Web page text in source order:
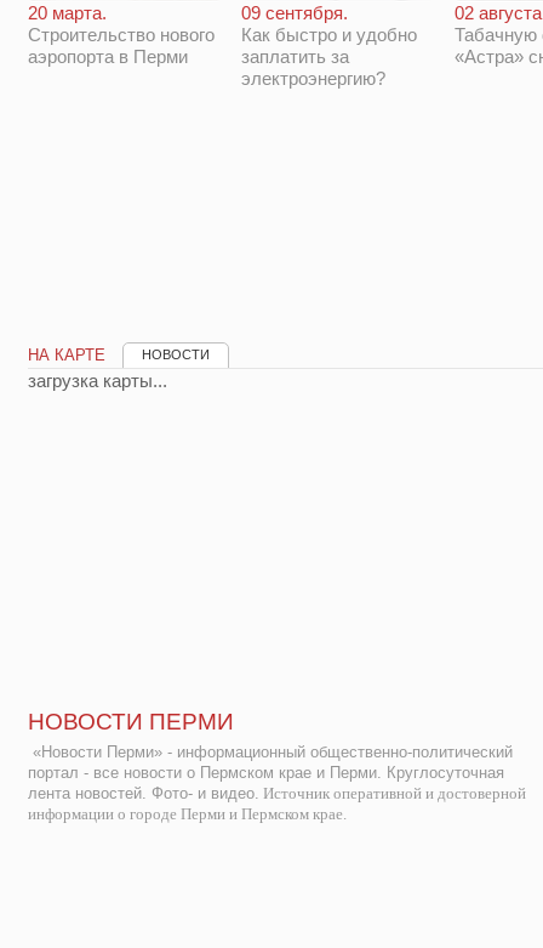
20 марта.
Строительство нового
аэропорта в Перми
09 сентября.
Как быстро и удобно
заплатить за
электроэнергию?
02
Табачную
«Астра»
НА КАРТЕ НОВОСТИ
загрузка карты...
НОВОСТИ ПЕРМИ
«Новости Перми» - информационный общественно-политический
портал - все новости о Пермском крае и Перми. Круглосуточная
лента новостей. Фото- и видео. Источник оперативной и достоверной
информации о городе Перми и Пермском крае.